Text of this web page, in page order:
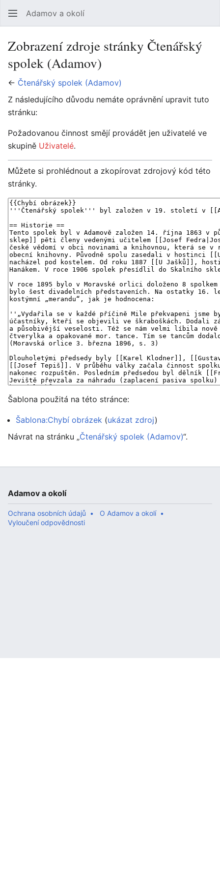
Adamov a okolí
Zobrazení zdroje stránky Čtenářský
spolek (Adamov)
← Čtenářský spolek (Adamov)
Z následujícího důvodu nemáte oprávnění upravit tuto
stránku:
Požadovanou činnost smějí provádět jen uživatelé ve
skupině Uživatelé.
Můžete si prohlédnout a zkopírovat zdrojový kód této
stránky.
Šablona použitá na této stránce:
Šablona:Chybí obrázek (ukázat zdroj)
Návrat na stránku „Čtenářský spolek (Adamov)“.
Adamov a okolí
Ochrana osobních údajů
O Adamov a okolí
Vyloučení odpovědnosti